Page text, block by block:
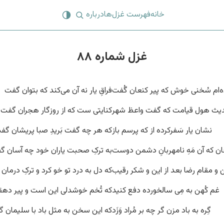
خانهفهرست غزل‌هادرباره
غزل شماره ۸۸
سُخنی خوش که پیر کنعان گُفتفراقِ یار نه آن می‌کند که بتوان گفت
هول قیامت که گفت واعظ شهرکنایتی ست که از روزگار هجران گفت
نشان یار سَفرکرده از که پرسم بازکه هر چه گفت بَریدِ صبا پریشان
که آن مَهِ نامهربانِ دشمن دوستبه ترکِ صحبت یاران خود چه آسان
و مقام رضا بعد از این و شکر رقیبکه دل به درد تو خو کرد و ترکِ
غم کُهن به مِی سالخورده دفع کنیدکه تُخم خوشدلی این است و پیر
گِره به باد مزن گر چه بر مُراد وَزَدکه این سخن به مثل باد با